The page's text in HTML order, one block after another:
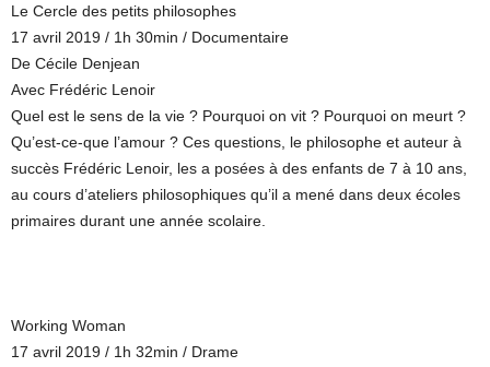
Le Cercle des petits philosophes
17 avril 2019 / 1h 30min / Documentaire
De Cécile Denjean
Avec Frédéric Lenoir
Quel est le sens de la vie ? Pourquoi on vit ? Pourquoi on meurt ?
Qu’est-ce-que l’amour ? Ces questions, le philosophe et auteur à
succès Frédéric Lenoir, les a posées à des enfants de 7 à 10 ans,
au cours d’ateliers philosophiques qu’il a mené dans deux écoles
primaires durant une année scolaire.
Working Woman
17 avril 2019 / 1h 32min / Drame